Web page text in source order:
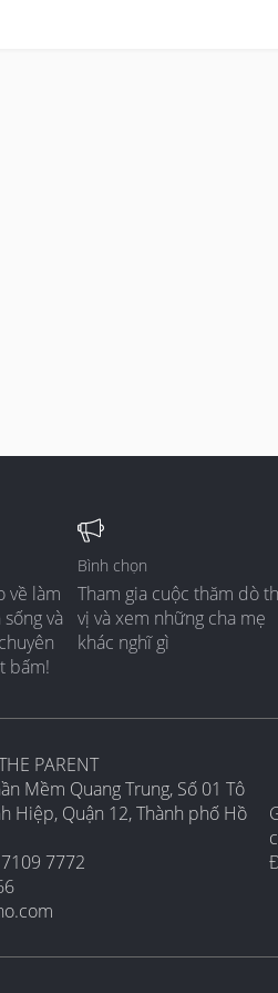
về làm
và
bấm!
Bình chọn
Tham gia cuộc thăm dò
vị và xem những cha mẹ
khác nghĩ gì
PARENT
Mềm Quang Trung, Số 01 Tô
Hiệp, Quận 12, Thành phố Hồ
7772